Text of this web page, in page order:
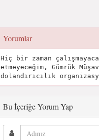
Yorumlar
Hiç bir zaman
etmeyeceğim, Gümrük
dolandırıcılık
Bu İçeriğe Yorum Yap